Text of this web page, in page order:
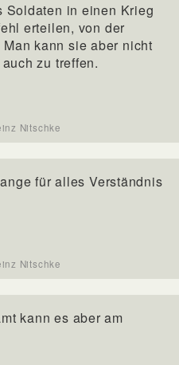
Soldaten in einen Krieg
erteilen, von der
kann sie aber nicht
zu treffen.
Nitschke
für alles Verständnis
Nitschke
kann es aber am